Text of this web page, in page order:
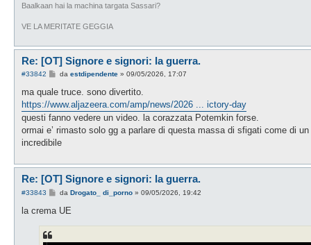
Baalkaan hai la machina targata Sassari?
VE LA MERITATE GEGGIA
Re: [OT] Signore e signori: la guerra.
#33842
M
s
a
g
i
o
da estdipendente» 09/05/2026, 17:07
ma quale truce. sono divertito.
https://www.aljazeera.com/amp/news/2026 ... ictory-day
questi fanno vedere un video. la corazzata Potemkin forse.
ormai e’ rimasto solo gg a parlare di questa massa di sfigati come di
incredibile
Re: [OT] Signore e signori: la guerra.
#33843
M
s
a
g
da Drogato_ di_porno» 09/05/2026, 19:42
la crema UE